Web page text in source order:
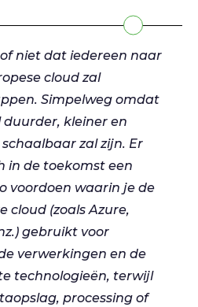
niet dat iedereen naar
cloud zal
Simpelweg omdat
duurder, kleiner en
zal zijn. Er
in de toekomst een
voordoen waarin je de
cloud (zoals Azure,
gebruikt voor
verwerkingen en de
technologieën, terwijl
processing of